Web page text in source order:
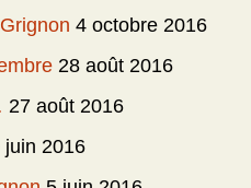
4 octobre 2016
28 août 2016
27 août 2016
juin 2016